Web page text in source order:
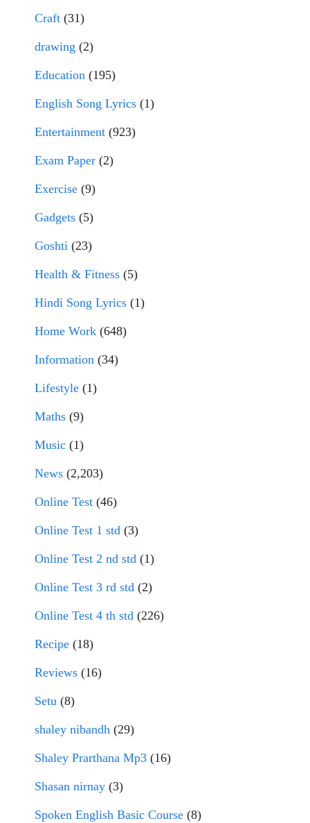
Craft (31)
drawing (2)
Education (195)
English Song Lyrics (1)
Entertainment (923)
Exam Paper (2)
Exercise (9)
Gadgets (5)
Goshti (23)
Health & Fitness (5)
Hindi Song Lyrics (1)
Home Work (648)
Information (34)
Lifestyle (1)
Maths (9)
Music (1)
News (2,203)
Online Test (46)
Online Test 1 std (3)
Online Test 2 nd std (1)
Online Test 3 rd std (2)
Online Test 4 th std (226)
Recipe (18)
Reviews (16)
Setu (8)
shaley nibandh (29)
Shaley Prarthana Mp3 (16)
Shasan nirnay (3)
Spoken English Basic Course (8)